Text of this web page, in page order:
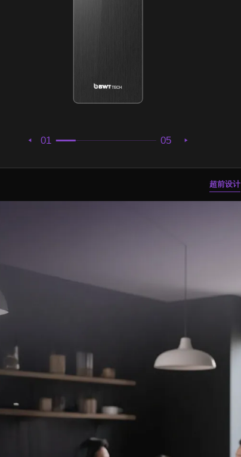
01 05
超前设计